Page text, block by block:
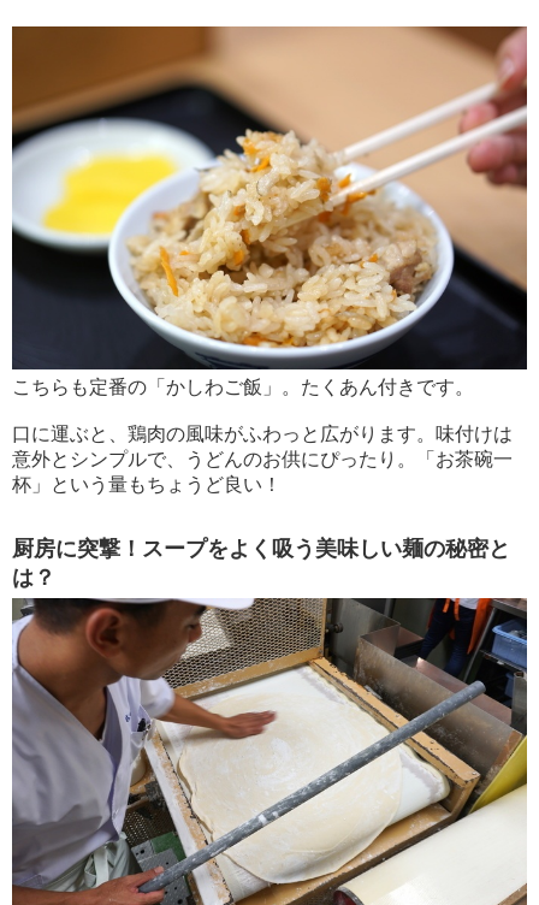
こちらも定番の「かしわご飯」。たくあん付きです。
口に運ぶと、鶏肉の風味がふわっと広がります。味付けは
意外とシンプルで、うどんのお供にぴったり。「お茶碗一
杯」という量もちょうど良い！
厨房に突撃！スープをよく吸う美味しい麺の秘密と
は？